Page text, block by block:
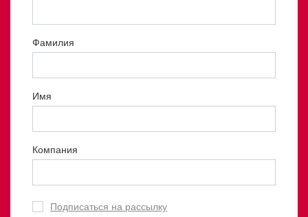
Фамилия
Имя
Компания
Подписаться на рассылку